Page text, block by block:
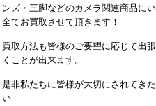
ンズ・三脚などのカメラ関連商品に
全てお買取させて頂きます！
買取方法も皆様のご要望に応じて出
くことが出来ます。
是非私たちに皆様が大切にされてき
い